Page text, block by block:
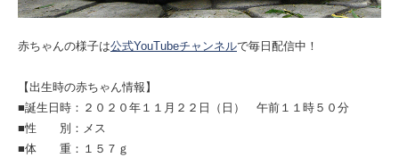
赤ちゃんの様子は公式YouTubeチャンネルで毎日配信中！
【出生時の赤ちゃん情報】
■誕生日時：２０２０年１１月２２日（日） 午前１１時５０分
■性 別：メス
■体 重：１５７ｇ